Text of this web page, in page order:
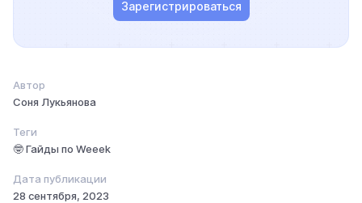
Зарегистрироваться
Автор
Соня Лукьянова
Теги
🤓 Гайды по Weeek
Дата публикации
28 сентября, 2023